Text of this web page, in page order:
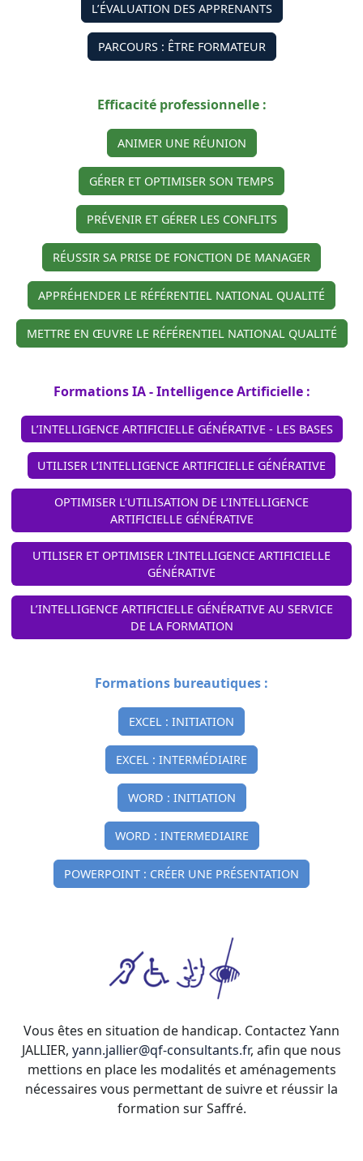
L’ÉVALUATION DES APPRENANTS
PARCOURS : ÊTRE FORMATEUR
Efficacité professionnelle :
ANIMER UNE RÉUNION
GÉRER ET OPTIMISER SON TEMPS
PRÉVENIR ET GÉRER LES CONFLITS
RÉUSSIR SA PRISE DE FONCTION DE MANAGER
APPRÉHENDER LE RÉFÉRENTIEL NATIONAL QUALITÉ
METTRE EN ŒUVRE LE RÉFÉRENTIEL NATIONAL QUALITÉ
Formations IA - Intelligence Artificielle :
L’INTELLIGENCE ARTIFICIELLE GÉNÉRATIVE - LES BASES
UTILISER L’INTELLIGENCE ARTIFICIELLE GÉNÉRATIVE
OPTIMISER L’UTILISATION DE L’INTELLIGENCE
ARTIFICIELLE GÉNÉRATIVE
UTILISER ET OPTIMISER L’INTELLIGENCE ARTIFICIELLE
GÉNÉRATIVE
L’INTELLIGENCE ARTIFICIELLE GÉNÉRATIVE AU SERVICE
DE LA FORMATION
Formations bureautiques :
EXCEL : INITIATION
EXCEL : INTERMÉDIAIRE
WORD : INITIATION
WORD : INTERMEDIAIRE
POWERPOINT : CRÉER UNE PRÉSENTATION
Vous êtes en situation de handicap. Contactez Yann
JALLIER, yann.jallier@qf-consultants.fr, afin que nous
mettions en place les modalités et aménagements
nécessaires vous permettant de suivre et réussir la
formation sur Saffré.